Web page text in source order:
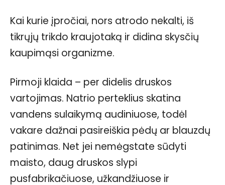
Kai kurie įpročiai, nors atrodo nekalti, iš
tikrųjų trikdo kraujotaką ir didina skysčių
kaupimąsi organizme.
Pirmoji klaida – per didelis druskos
vartojimas. Natrio perteklius skatina
vandens sulaikymą audiniuose, todėl
vakare dažnai pasireiškia pėdų ar blauzdų
patinimas. Net jei nemėgstate sūdyti
maisto, daug druskos slypi
pusfabrikačiuose, užkandžiuose ir